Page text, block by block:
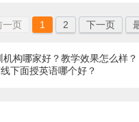
一页 1 2 下一页
构哪家好？教学效果怎么样？
下面授英语哪个好？